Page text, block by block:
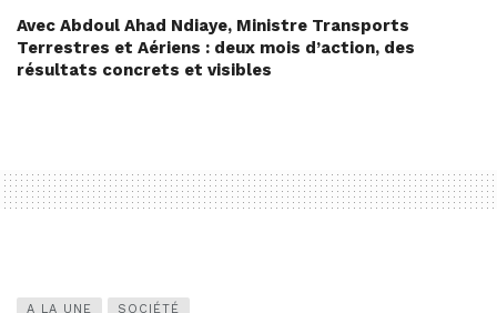
Avec Abdoul Ahad Ndiaye, Ministre Transports
Terrestres et Aériens : deux mois d’action, des
résultats concrets et visibles
A LA UNE SOCIÉTÉ